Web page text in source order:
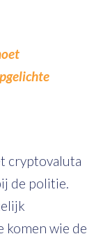
cryptovaluta
de politie.
komen wie de